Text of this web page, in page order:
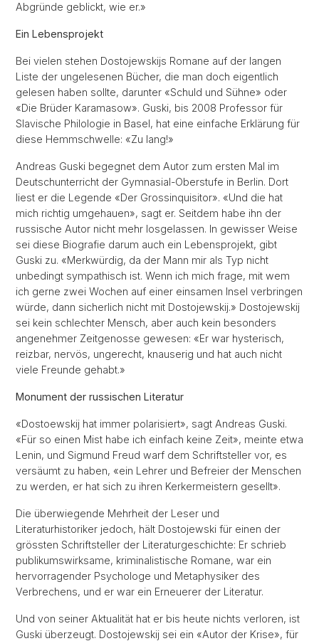
Abgründe geblickt, wie er.»
Ein Lebensprojekt
Bei vielen stehen Dostojewskijs Romane auf der langen
Liste der ungelesenen Bücher, die man doch eigentlich
gelesen haben sollte, darunter «Schuld und Sühne» oder
«Die Brüder Karamasow». Guski, bis 2008 Professor für
Slavische Philologie in Basel, hat eine einfache Erklärung für
diese Hemmschwelle: «Zu lang!»
Andreas Guski begegnet dem Autor zum ersten Mal im
Deutschunterricht der Gymnasial-Oberstufe in Berlin. Dort
liest er die Legende «Der Grossinquisitor». «Und die hat
mich richtig umgehauen», sagt er. Seitdem habe ihn der
russische Autor nicht mehr losgelassen. In gewisser Weise
sei diese Biografie darum auch ein Lebensprojekt, gibt
Guski zu. «Merkwürdig, da der Mann mir als Typ nicht
unbedingt sympathisch ist. Wenn ich mich frage, mit wem
ich gerne zwei Wochen auf einer einsamen Insel verbringen
würde, dann sicherlich nicht mit Dostojewskij.» Dostojewskij
sei kein schlechter Mensch, aber auch kein besonders
angenehmer Zeitgenosse gewesen: «Er war hysterisch,
reizbar, nervös, ungerecht, knauserig und hat auch nicht
viele Freunde gehabt.»
Monument der russischen Literatur
«Dostoewskij hat immer polarisiert», sagt Andreas Guski.
«Für so einen Mist habe ich einfach keine Zeit», meinte etwa
Lenin, und Sigmund Freud warf dem Schriftsteller vor, es
versäumt zu haben, «ein Lehrer und Befreier der Menschen
zu werden, er hat sich zu ihren Kerkermeistern gesellt».
Die überwiegende Mehrheit der Leser und
Literaturhistoriker jedoch, hält Dostojewski für einen der
grössten Schriftsteller der Literaturgeschichte: Er schrieb
publikumswirksame, kriminalistische Romane, war ein
hervorragender Psychologe und Metaphysiker des
Verbrechens, und er war ein Erneuerer der Literatur.
Und von seiner Aktualität hat er bis heute nichts verloren, ist
Guski überzeugt. Dostojewskij sei ein «Autor der Krise», für